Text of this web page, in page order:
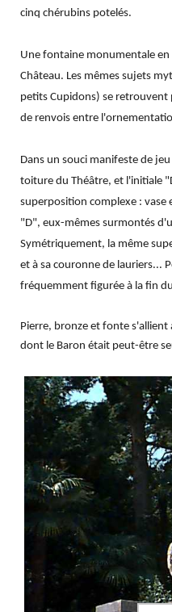
cinq chérubins potelés.
Une fontaine monumentale
Château. Les mêmes sujets
petits Cupidons) se retrouvent
de renvois entre
Dans un souci manifeste de
toiture du Théâtre, et l'initiale
superposition complexe : vase
"D", eux-mêmes surmontés
Symétriquement, la même
et à sa couronne de lauriers...
fréquemment figurée à la fin
Pierre, bronze et fonte
dont le Baron était peut-être